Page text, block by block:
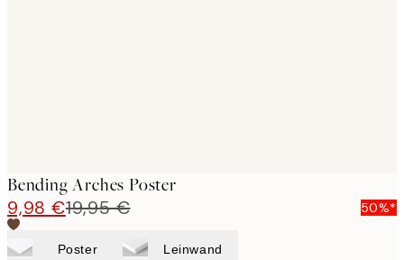
Bending Arches Poster
9,98 €19,95 € 50%*
Poster Leinwand